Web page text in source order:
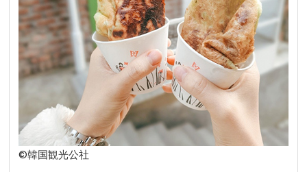
©韓国観光公社